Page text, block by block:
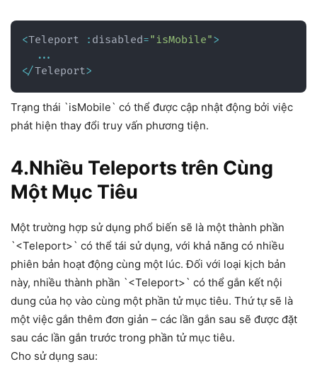
<Teleport : disabled="isMobile">
...
</Teleport>
Trạng thái `isMobile` có thể được cập nhật động bởi việc
phát hiện thay đổi truy vấn phương tiện.
4.Nhiều Teleports trên Cùng
Một Mục Tiêu
Một trường hợp sử dụng phổ biến sẽ là một thành phần
`<Teleport>` có thể tái sử dụng, với khả năng có nhiều
phiên bản hoạt động cùng một lúc. Đối với loại kịch bản
này, nhiều thành phần `<Teleport>` có thể gắn kết nội
dung của họ vào cùng một phần tử mục tiêu. Thứ tự sẽ là
một việc gắn thêm đơn giản – các lần gắn sau sẽ được đặt
sau các lần gắn trước trong phần tử mục tiêu.
Cho sử dụng sau: